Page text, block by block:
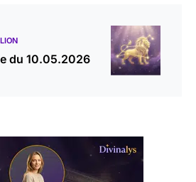
du 10.05.2026